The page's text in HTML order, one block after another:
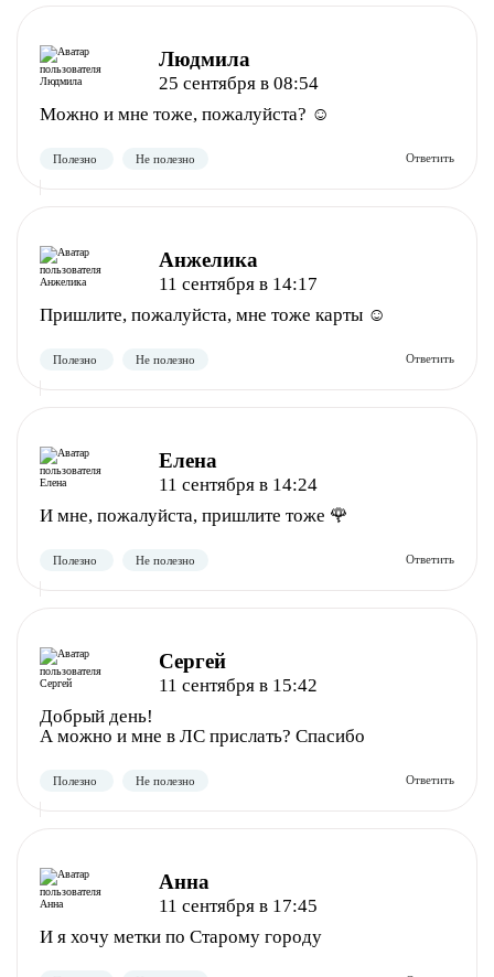
Полезно Не полезно
Полезно Не полезно
Людмила
25 сентября в 08:54
Можно и мне тоже, пожалуйста? ☺️
Анжелика
11 сентября в 14:17
Пришлите, пожалуйста, мне тоже карты ☺️
Елена
11 сентября в 14:24
И мне, пожалуйста, пришлите тоже 🌹
Сергей
11 сентября в 15:42
Добрый день!
А можно и мне в ЛС прислать? Спасибо
Анна
11 сентября в 17:45
И я хочу метки по Старому городу